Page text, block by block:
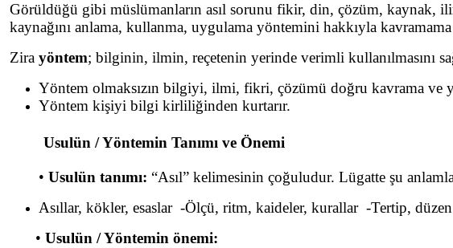
Görüldüğü gibi müslümanların asıl sorunu fikir, din, çözüm, kaynak,
kaynağını anlama, kullanma, uygulama yöntemini hakkıyla
Zira yöntem; bilginin, ilmin, reçetenin yerinde verimli kullanılmasını
Yöntem olmaksızın bilgiyi, ilmi, fikri, çözümü doğru kavrama ve
Yöntem kişiyi bilgi kirliliğinden kurtarır.
Usulün / Yöntemin Tanımı ve Önemi
• Usulün tanımı: “Asıl” kelimesinin çoğuludur. Lügatte şu
Asıllar, kökler, esaslar -Ölçü, ritm, kaideler, kurallar -Tertip,
• Usulün / Yöntemin önemi: